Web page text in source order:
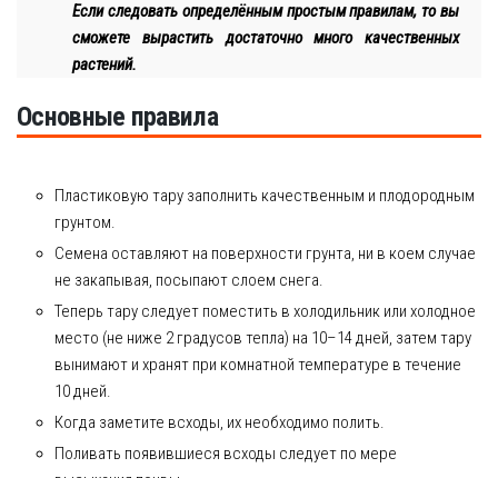
Если следовать определённым простым правилам, то вы
сможете вырастить достаточно много качественных
растений.
Основные правила
Пластиковую тару заполнить качественным и плодородным
грунтом.
Семена оставляют на поверхности грунта, ни в коем случае
не закапывая, посыпают слоем снега.
Теперь тару следует поместить в холодильник или холодное
место (не ниже 2 градусов тепла) на 10–14 дней, затем тару
вынимают и хранят при комнатной температуре в течение
10 дней.
Когда заметите всходы, их необходимо полить.
Поливать появившиеся всходы следует по мере